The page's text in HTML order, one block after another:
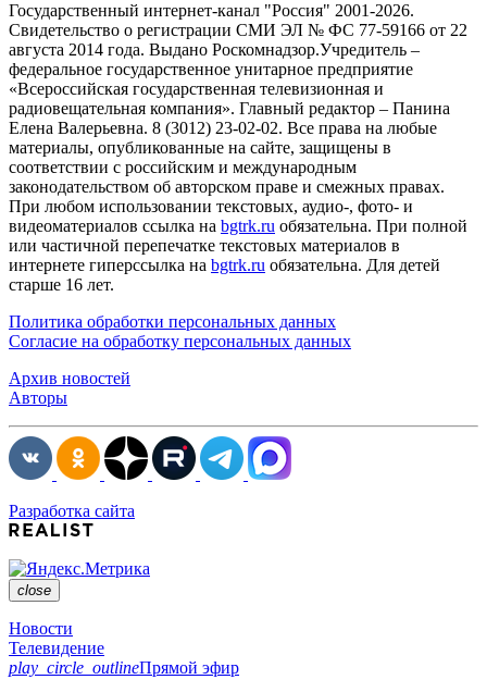
Государственный интернет-канал "Россия" 2001-2026.
Cвидетельство о регистрации СМИ ЭЛ № ФС 77-59166 от 22
августа 2014 года. Выдано Роскомнадзор.Учредитель –
федеральное государственное унитарное предприятие
«Всероссийская государственная телевизионная и
радиовещательная компания». Главный редактор – Панина
Елена Валерьевна. 8 (3012) 23-02-02. Все права на любые
материалы, опубликованные на сайте, защищены в
соответствии с российским и международным
законодательством об авторском праве и смежных правах.
При любом использовании текстовых, аудио-, фото- и
видеоматериалов ссылка на bgtrk.ru обязательна. При полной
или частичной перепечатке текстовых материалов в
интернете гиперссылка на bgtrk.ru обязательна. Для детей
старше 16 лет.
Политика обработки персональных данных
Согласие на обработку персональных данных
Архив новостей
Авторы
Разработка сайта
close
Новости
Телевидение
play_circle_outlineПрямой эфир